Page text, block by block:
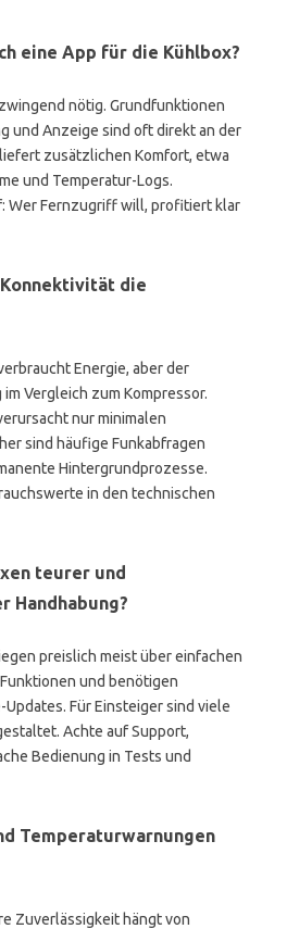
eine App für die Kühlbox?
nötig. Grundfunktionen
und Anzeige sind oft direkt an der
zusätzlichen Komfort, etwa
und Temperatur-Logs.
Wer Fernzugriff will, profitiert klar
die
Energie, aber der
Vergleich zum Kompressor.
nur minimalen
sind häufige Funkabfragen
Hintergrundprozesse.
in den technischen
teurer und
Handhabung?
preislich meist über einfachen
und benötigen
Für Einsteiger sind viele
Achte auf Support,
Bedienung in Tests und
Temperaturwarnungen
Zuverlässigkeit hängt von